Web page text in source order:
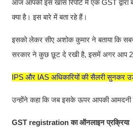
आज आपको इस खास रिपोर्ट में एक GST
क्या है। इस बारे में बता रहे हैं।
इसको लेकर सीए अशोक कुमार ने बताया कि
सरकार ने कुछ छूट दे रखी है, इसमें अगर आप
IPS और IAS अधिकारियों की सैलरी सुनकर
उन्होंने कहा कि जब इसके ऊपर आपकी आमदनी
GST registration का ऑनलाइन प्रक्रिया